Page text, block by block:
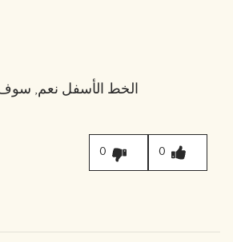
الخط الأسفلنعم, سوف
0
0